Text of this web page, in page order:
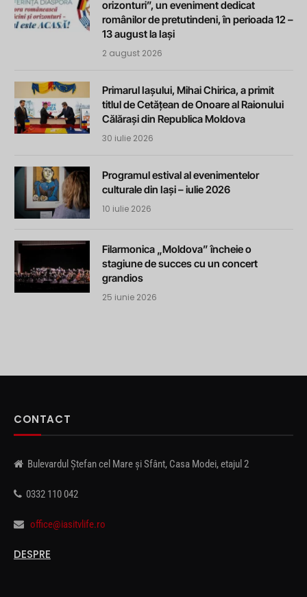
orizonturi”, un eveniment dedicat
românilor de pretutindeni, în perioada 12 –
13 august la Iași
2 august 2026
Primarul Iașului, Mihai Chirica, a primit
titlul de Cetățean de Onoare al Raionului
Călărași din Republica Moldova
30 iulie 2026
Programul estival al evenimentelor
culturale din Iași – iulie 2026
10 iulie 2026
Filarmonica „Moldova” încheie o
stagiune de succes cu un concert
grandios
25 iunie 2026
CONTACT
Bulevardul Ștefan cel Mare și Sfânt, Casa Modei, etajul 2
0332 110 042
office@iasitvlife.ro
DESPRE